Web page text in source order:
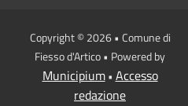
Copyright © 2026 • Comune di
Fiesso d'Artico • Powered by
Municipium• Accesso
redazione